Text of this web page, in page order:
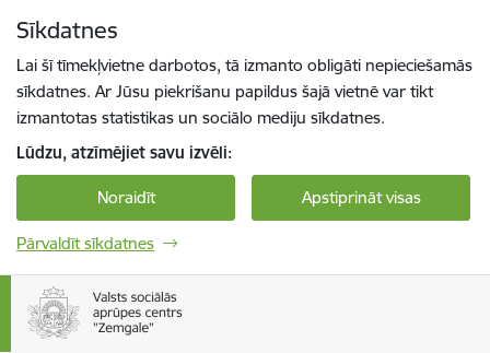
Sīkdatnes
Lai šī tīmekļvietne darbotos, tā izmanto obligāti nepieciešamās
sīkdatnes. Ar Jūsu piekrišanu papildus šajā vietnē var tikt
izmantotas statistikas un sociālo mediju sīkdatnes.
Lūdzu, atzīmējiet savu izvēli:
Noraidīt Apstiprināt visas
Pārvaldīt sīkdatnes